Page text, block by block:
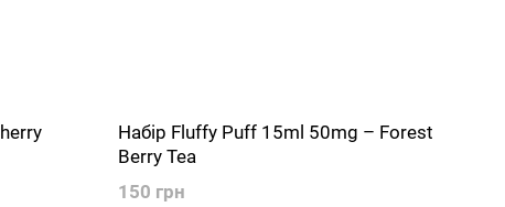
Набір Fluffy Puff 15ml 50mg – Forest
Berry Tea
150 грн